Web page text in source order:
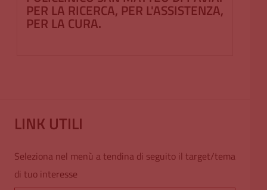
PER LA RICERCA, PER L'ASSISTENZA,
PER LA CURA.
LINK UTILI
Seleziona nel menù a tendina di seguito il target/tema
di tuo interesse